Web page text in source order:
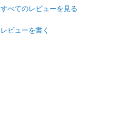
すべてのレビューを見る
レビューを書く